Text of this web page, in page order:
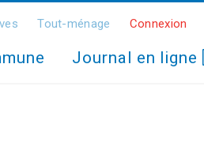
Tout-ménage Connexion
Journal en ligne